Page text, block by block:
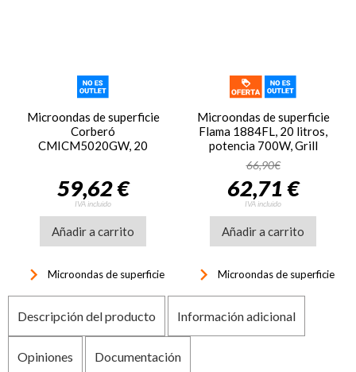
Microondas de superficie
Corberó
CMICM5020GW, 20
blanco
59,62 €
IVA incluido
Añadir a carrito
keyboard_arrow_right Microondas de superficie
Microondas de superficie
Flama 1884FL, 20 litros,
potencia 700W, Grill
1000W, blanco
66,90€
62,71 €
IVA incluido
Añadir a carrito
keyboard_arrow_right Microondas de superficie
Descripción del producto Información adicional
Opiniones Documentación